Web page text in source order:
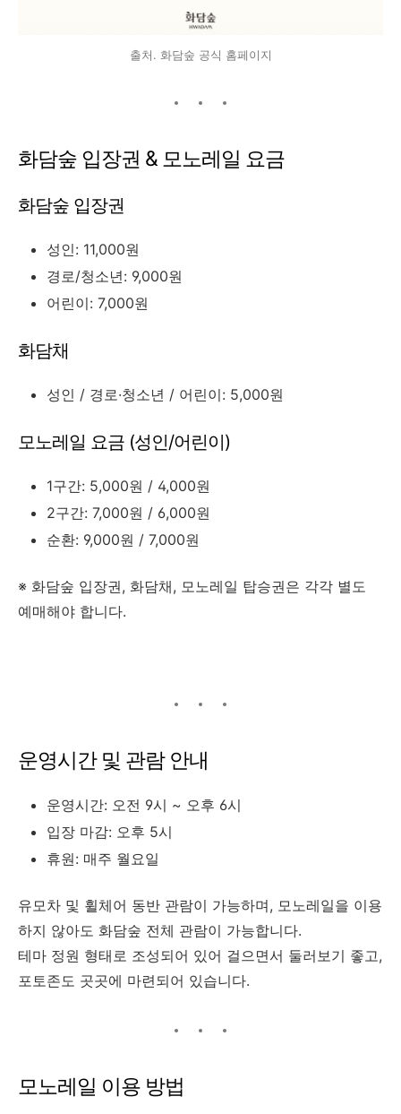
출처. 화담숲 공식 홈페이지
화담숲 입장권 & 모노레일 요금
화담숲 입장권
성인: 11,000원
경로/청소년: 9,000원
어린이: 7,000원
화담채
성인 / 경로·청소년 / 어린이: 5,000원
모노레일 요금 (성인/어린이)
1구간: 5,000원 / 4,000원
2구간: 7,000원 / 6,000원
순환: 9,000원 / 7,000원
※ 화담숲 입장권, 화담채, 모노레일 탑승권은 각각 별도
예매해야 합니다.
운영시간 및 관람 안내
운영시간: 오전 9시 ~ 오후 6시
입장 마감: 오후 5시
휴원: 매주 월요일
유모차 및 휠체어 동반 관람이 가능하며, 모노레일을 이용
하지 않아도 화담숲 전체 관람이 가능합니다.
테마 정원 형태로 조성되어 있어 걸으면서 둘러보기 좋고,
포토존도 곳곳에 마련되어 있습니다.
모노레일 이용 방법